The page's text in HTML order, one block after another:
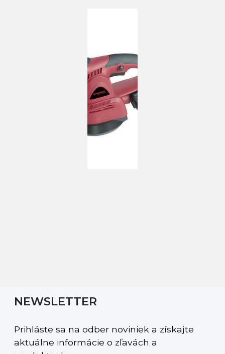
NEWSLETTER
Prihláste sa na odber noviniek a získajte
aktuálne informácie o zľavách a